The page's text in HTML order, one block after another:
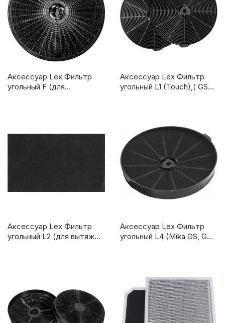
Аксессуар Lex Фильтр
угольный F (для
Аксессуар Lex Фильтр
угольный L1 (Touch),( GS
Аксессуар Lex Фильтр
угольный L2 (для вытяжки
Аксессуар Lex Фильтр
угольный L4 (Mika GS, GS